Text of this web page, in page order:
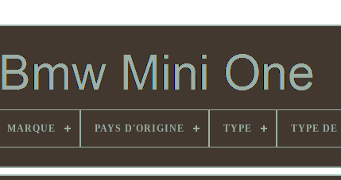
MARQUE PAYS D'ORIGINE TYPE TYPE DE